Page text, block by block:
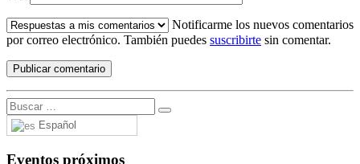
Notificarme los nuevos comentarios
por correo electrónico. También puedes suscribirte sin comentar.
Español
Eventos próximos